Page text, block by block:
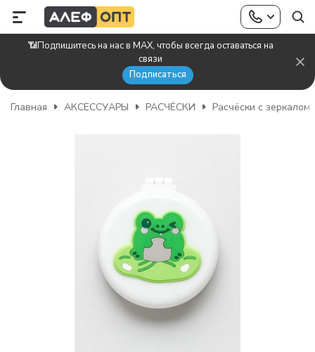
📶Подпишитесь на нас в MAX, чтобы всегда оставаться на
связи
Подписаться
Главная АКСЕССУАРЫ РАСЧЁСКИ Расчёски с зеркалом